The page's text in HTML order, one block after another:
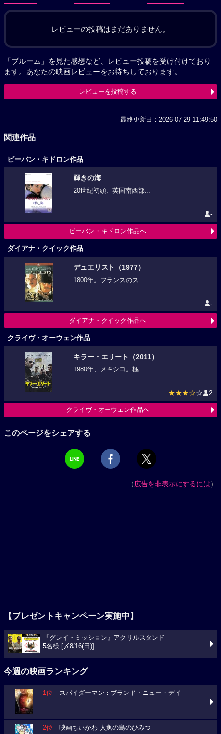
レビューの投稿はまだありません。
「ブルーム」を見た感想など、レビュー投稿を受け付けており
ます。あなたの映画レビューをお待ちしております。
レビューを投稿する
最終更新日：2026-07-29 11:49:50
関連作品
ビーバン・キドロン作品
輝きの海
20世紀初頭、英国南西部...
-
ビーバン・キドロン作品へ
ダイアナ・クイック作品
デュエリスト（1977）
1800年。フランスのス...
-
ダイアナ・クイック作品へ
クライヴ・オーウェン作品
キラー・エリート（2011）
1980年、メキシコ。極...
★★★☆☆ 2
クライヴ・オーウェン作品へ
このページをシェアする
（広告を非表示にするには）
【プレゼントキャンペーン実施中】
『グレイ・ミッション』アクリルスタンド
5名様 [〆8/16(日)]
今週の映画ランキング
1位 スパイダーマン：ブランド・ニュー・デイ
2位 映画ちいかわ 人魚の島のひみつ